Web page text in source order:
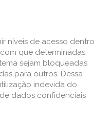
níveis de acesso dentro
com que determinadas
sejam bloqueadas
para outros. Dessa
indevida do
dados confidenciais